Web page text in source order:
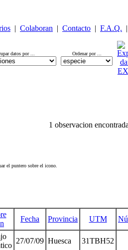
| Colaboran | Contacto | F.A.Q. |
datos por ... Ordenar por ...
1 observacion
el puntero sobre el icono.
Fecha Provincia UTM
27/07/09 Huesca 31TBH52